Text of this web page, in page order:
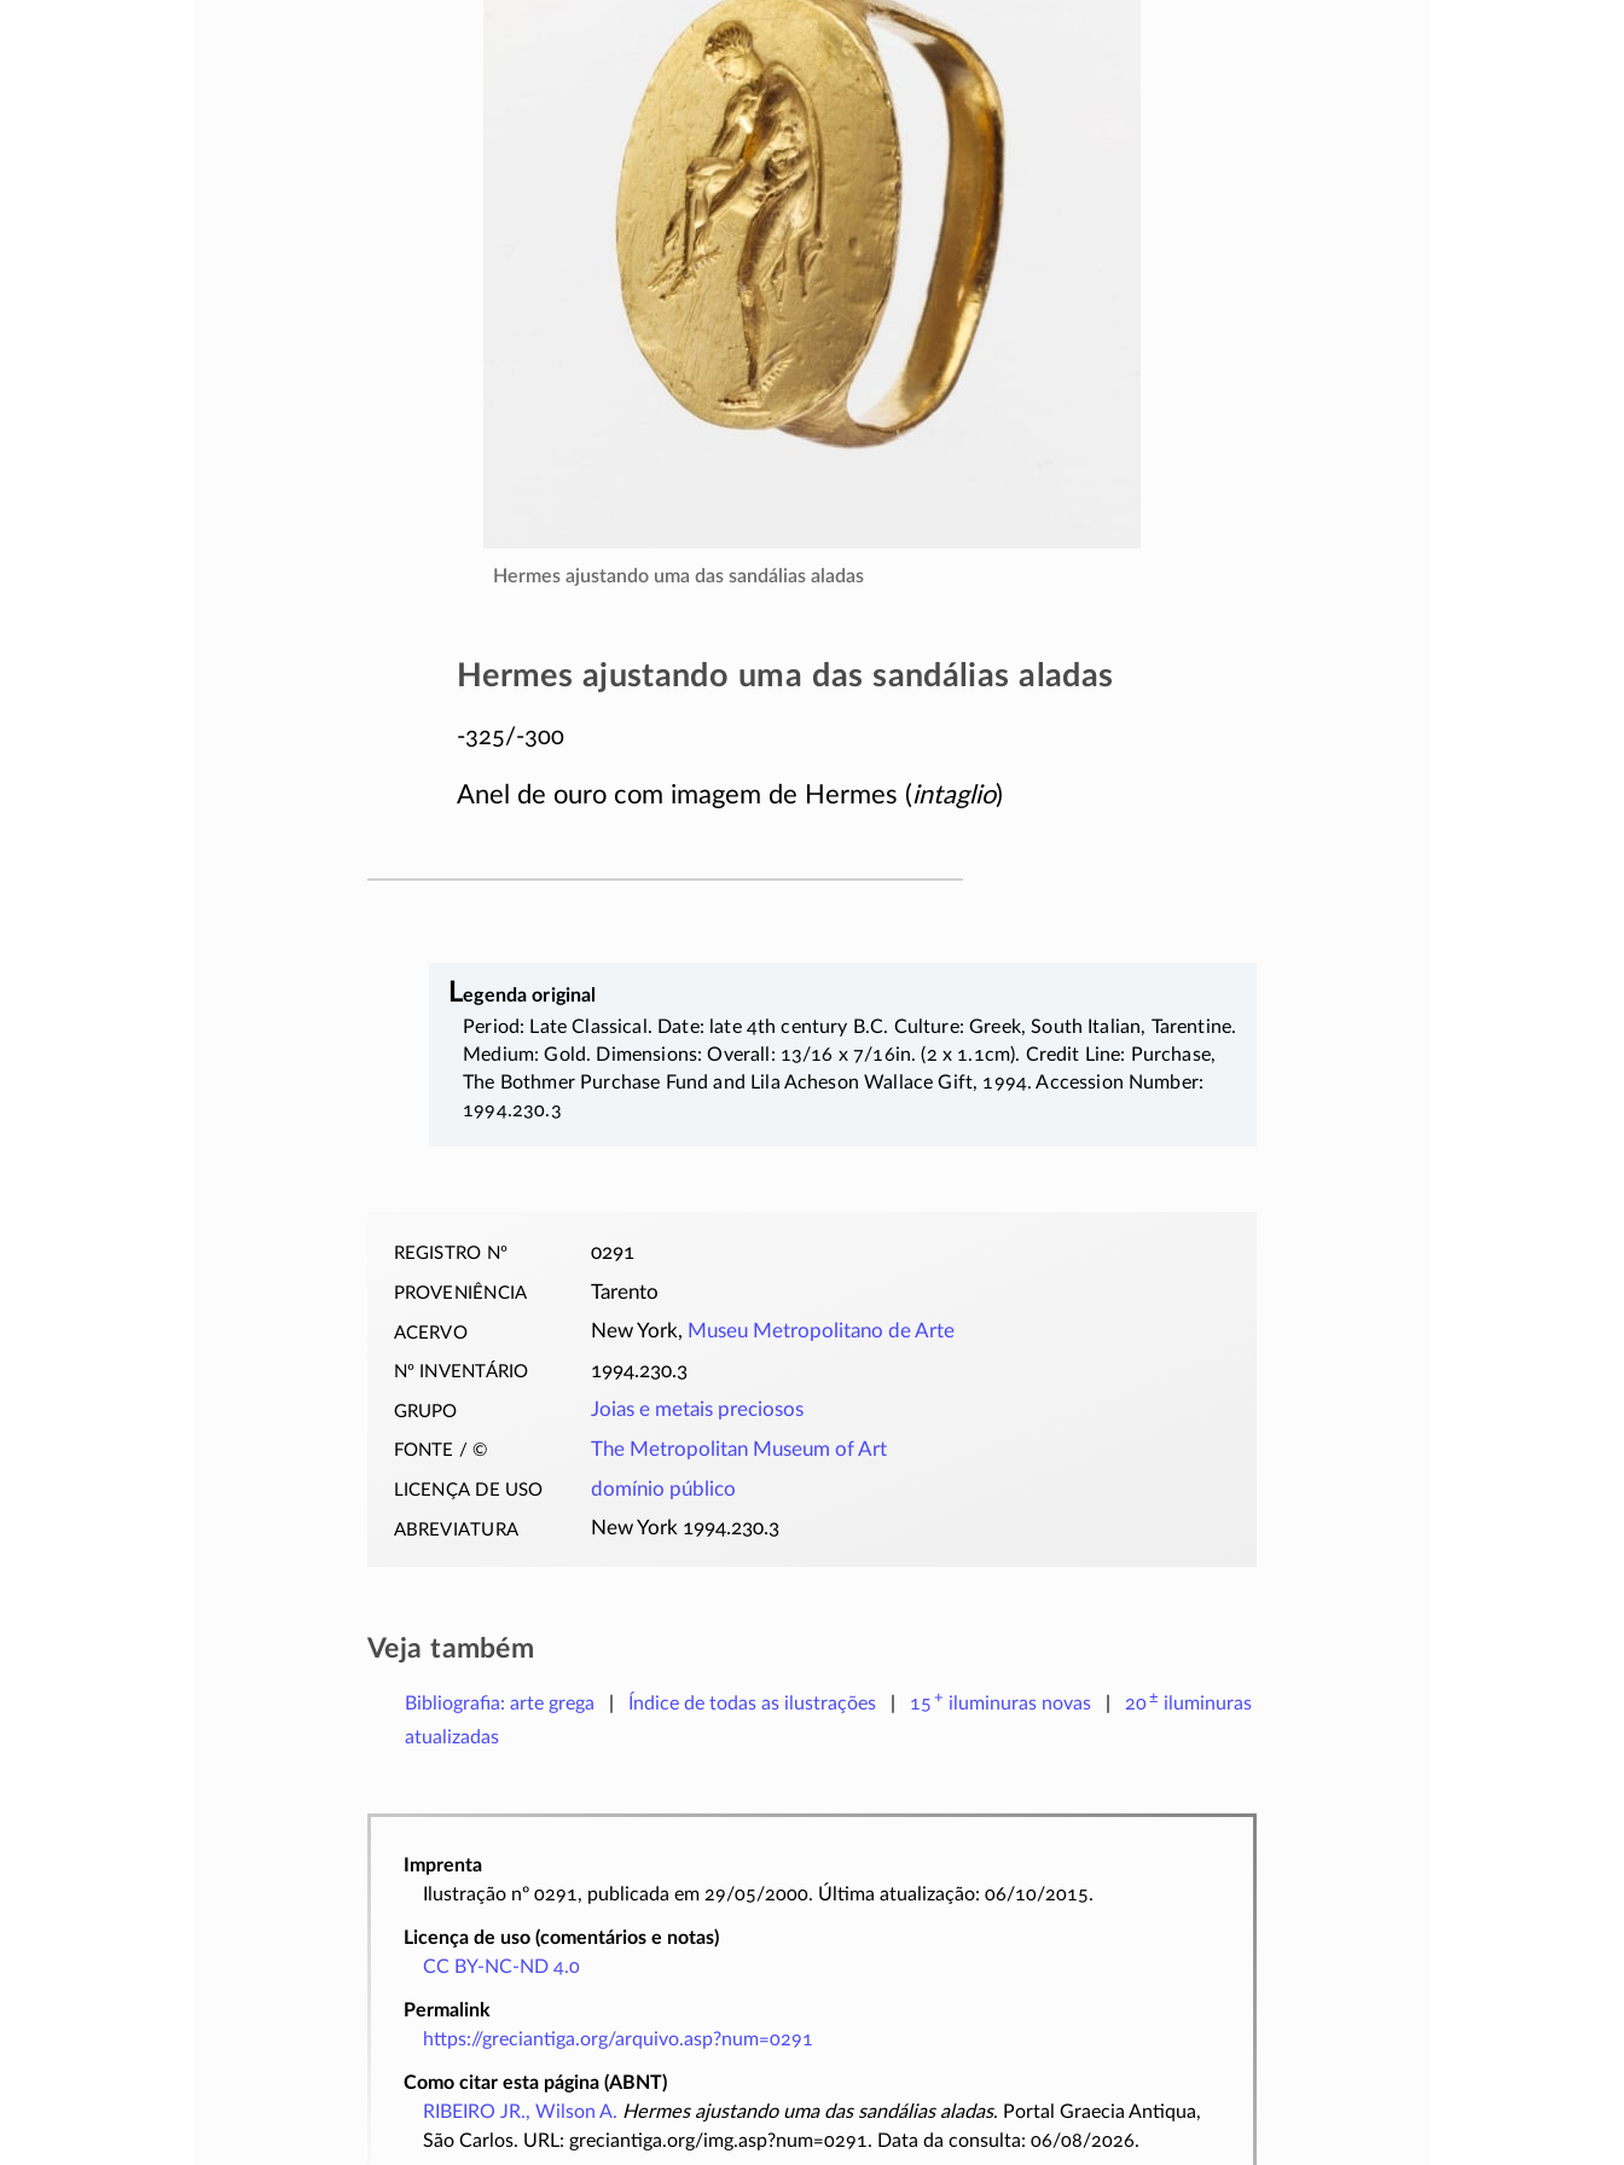
Hermes ajustando uma das sandálias aladas
Hermes ajustando uma das sandálias aladas
-325/-300
Anel de ouro com imagem de Hermes (intaglio)
Legenda original
Period: Late Classical. Date: late 4th century B.C. Culture: Greek, South Italian, Tarentine.
Medium: Gold. Dimensions: Overall: 13/16 x 7/16in. (2 x 1.1cm). Credit Line: Purchase,
The Bothmer Purchase Fund and Lila Acheson Wallace Gift, 1994. Accession Number:
1994.230.3
registro nº 0291
proveniência Tarento
acervo New York, Museu Metropolitano de Arte
nº inventário 1994.230.3
grupo Joias e metais preciosos
fonte / © The Metropolitan Museum of Art
licença de uso domínio público
abreviatura New York 1994.230.3
Veja também
Bibliografia: arte grega Índice de todas as ilustrações 15 + iluminurasnovas 20± iluminuras
atualizadas
Imprenta
Ilustração nº 0291, publicada em 29/05/2000. Última atualização: 06/10/2015.
Licença de uso (comentários e notas)
CC BY-NC-ND 4.0
Permalink
https://greciantiga.org/arquivo.asp?num=0291
Como citar esta página (ABNT)
RIBEIRO JR., Wilson A. Hermes ajustando uma das sandálias aladas. Portal Graecia Antiqua,
São Carlos. URL: greciantiga.org/img.asp?num=0291. Data da consulta: 06/08/2026.